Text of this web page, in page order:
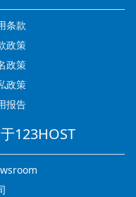
条款
政策
政策
政策
报告
123HOST